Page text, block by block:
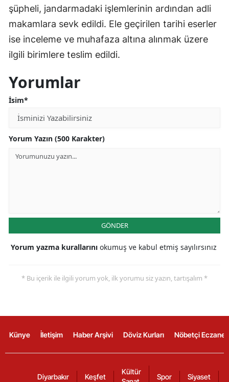
şüpheli, jandarmadaki işlemlerinin ardından adli
makamlara sevk edildi. Ele geçirilen tarihi eserler
ise inceleme ve muhafaza altına alınmak üzere
ilgili birimlere teslim edildi.
Yorumlar
İsim*
Yorum Yazın (500 Karakter)
GÖNDER
Yorum yazma kurallarını okumuş ve kabul etmiş sayılırsınız
* Bu içerik ile ilgili yorum yok, ilk yorumu siz yazın, tartışalım *
Künye İletişim Haber Arşivi Döviz Kurları Nöbetçi
Diyarbakır Keşfet
Kültür
Spor Siyaset